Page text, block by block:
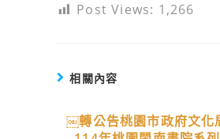
Post Views: 1,266
相關內容
￼轉公告桃園市政府文化